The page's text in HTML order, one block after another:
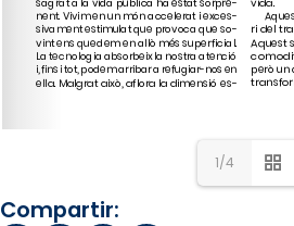
1/4
Compartir: